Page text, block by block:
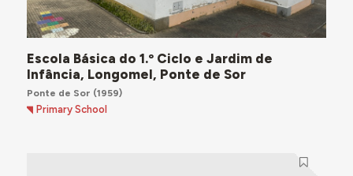
Escola Básica do 1.º Ciclo e Jardim de
Infância, Longomel, Ponte de Sor
Ponte de Sor (1959)
Primary School